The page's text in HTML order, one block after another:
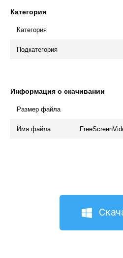
Категория
Категория
Подкатегория
Информация о скачивании
Размер файла
Имя файла